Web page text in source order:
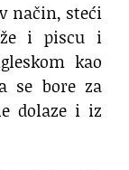
način, steći
i piscu i
kao
se bore za
dolaze i iz